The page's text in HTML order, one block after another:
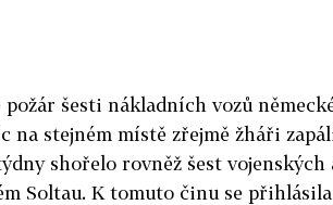
požár šesti nákladních vozů
na stejném místě zřejmě žháři
shořelo rovněž šest vojenských
Soltau. K tomuto činu se